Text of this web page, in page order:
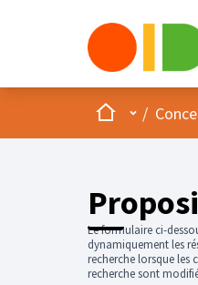
AccueilMenu
/
Le formulaire ci-
dynamiquement les
recherche lorsque les
recherche sont